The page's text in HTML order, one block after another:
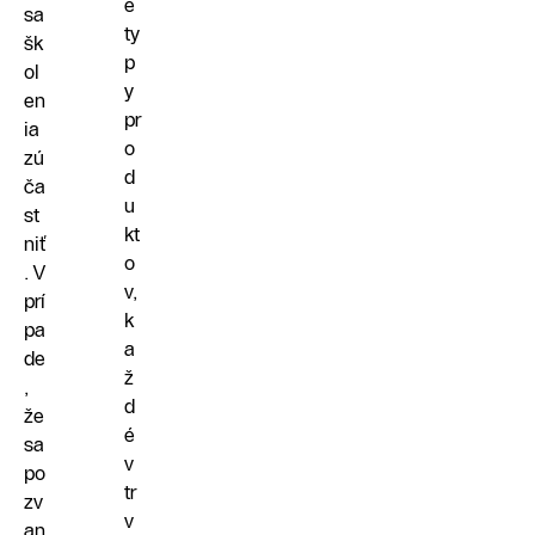
sa
šk
ol
en
ia
zú
ča
st
niť
. V
prí
pa
de
,
že
sa
po
zv
e
ty
p
y
pr
o
d
u
kt
o
v,
k
a
ž
d
é
v
tr
v